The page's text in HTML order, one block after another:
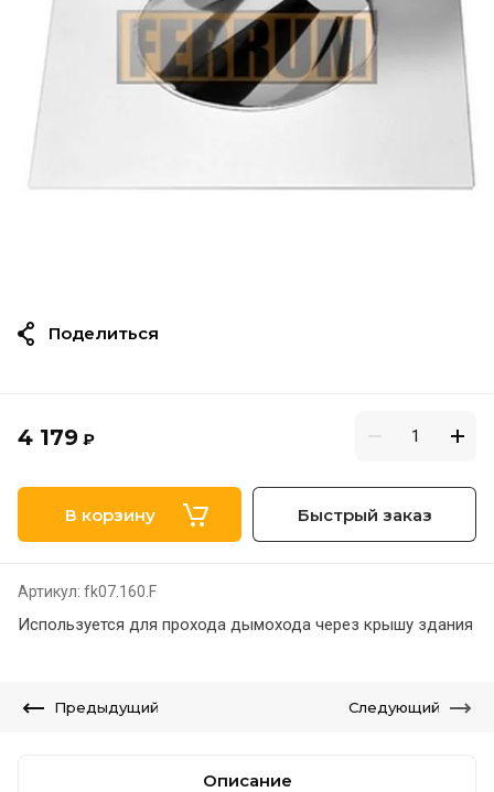
4 179 ₽
В корзину Быстрый заказ
Артикул: fk07.160.F
Используется для прохода дымохода через крышу здания
Поделиться
Предыдущий Следующий
Описание